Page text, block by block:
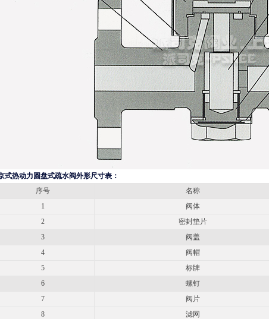
式热动力圆盘式疏水阀外形尺寸表：
序号
名称
1
阀体
2
密封垫片
3
阀盖
4
阀帽
5
标牌
6
螺钉
7
阀片
8
滤网